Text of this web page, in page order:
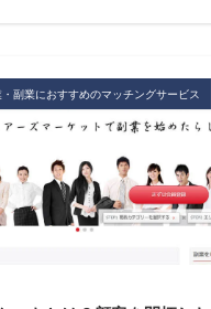
副業におすすめのマッチングサービス